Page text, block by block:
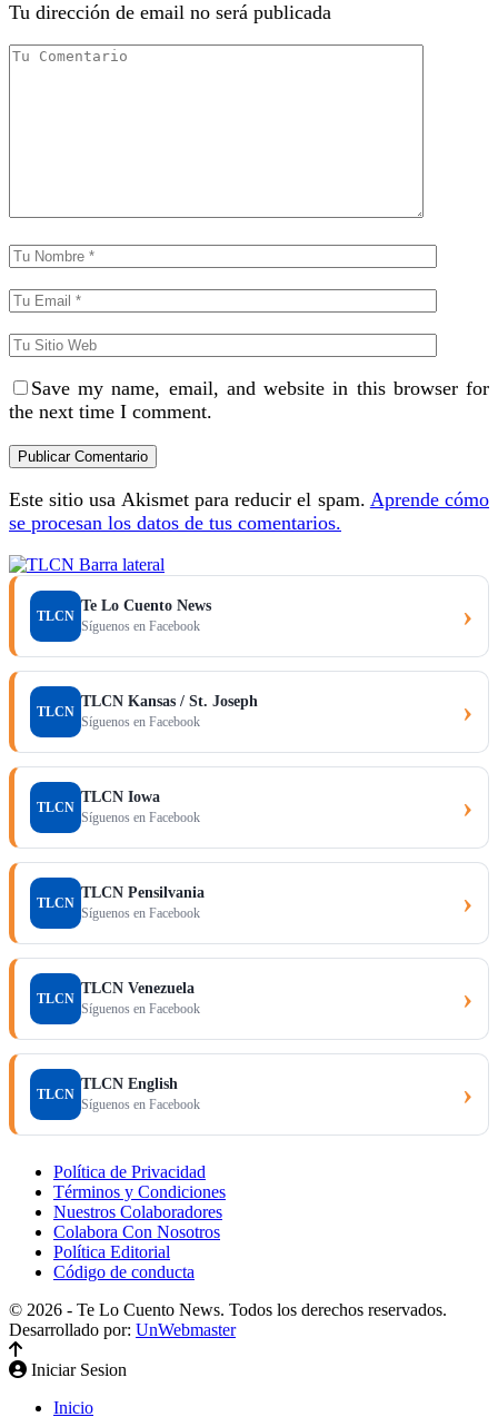
Tu dirección de email no será publicada
Save my name, email, and website in this browser for
the next time I comment.
Este sitio usa Akismet para reducir el spam. Aprende cómo
se procesan los datos de tus comentarios.
TLCN
Te Lo Cuento News
Síguenos en Facebook ›
TLCN
TLCN Kansas / St. Joseph
Síguenos en Facebook ›
TLCN
TLCN Iowa
Síguenos en Facebook ›
TLCN
TLCN Pensilvania
Síguenos en Facebook ›
TLCN
TLCN Venezuela
Síguenos en Facebook ›
TLCN
TLCN English
Síguenos en Facebook ›
Política de Privacidad
Términos y Condiciones
Nuestros Colaboradores
Colabora Con Nosotros
Política Editorial
Código de conducta
© 2026 - Te Lo Cuento News. Todos los derechos reservados.
Desarrollado por: UnWebmaster
Iniciar Sesion
Inicio